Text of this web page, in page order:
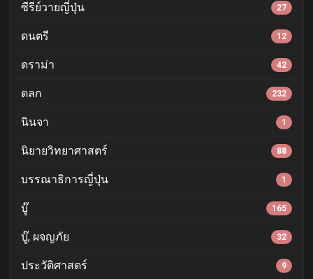
ซีรีย์วายญี่ปุ่น 27
ดนตรี 12
ดราม่า 42
ตลก 232
นินจา 1
นิยายวิทยาศาสตร์ 88
บรรณาธิการญี่ปุ่น 1
บู๊ 165
บู๊, ผจญภัย 32
ประวัติศาสตร์ 9